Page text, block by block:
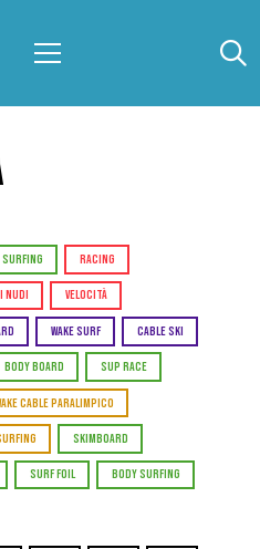
SURFING RACING
VELOCITÀ
WAKE SURF CABLE SKI
BODY BOARD SUP RACE
CABLE PARALIMPICO
SKIMBOARD
SURF FOIL BODY SURFING